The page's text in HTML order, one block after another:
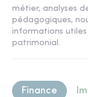
métier, analyses
pédagogiques,
informations
patrimonial.
Finance